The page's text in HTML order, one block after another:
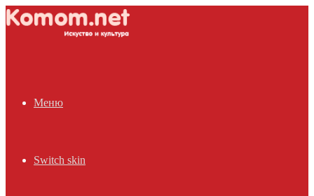
Меню
Switch skin